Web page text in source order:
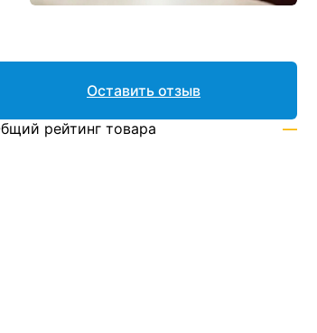
Оставить отзыв
рейтинг товара —